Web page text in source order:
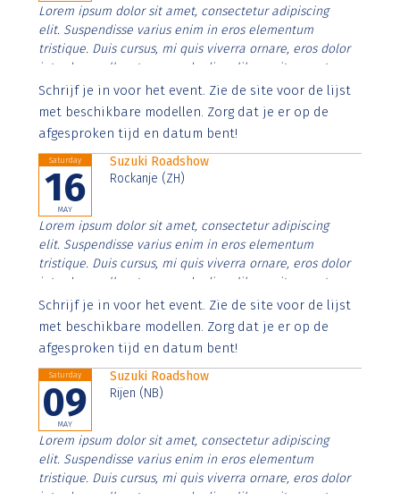
Lorem ipsum dolor sit amet, consectetur adipiscing
elit. Suspendisse varius enim in eros elementum
tristique. Duis cursus, mi quis viverra ornare, eros dolor
interdum nulla, ut commodo diam libero vitae erat.
Aenean faucibus nibh et justo cursus id rutrum lorem
imperdiet. Nunc ut sem vitae risus tristique posuere.
Schrijf je in voor het event. Zie de site voor de lijst
met beschikbare modellen. Zorg dat je er op de
afgesproken tijd en datum bent!
Saturday
16
MAY
Suzuki Roadshow
Rockanje (ZH)
Lorem ipsum dolor sit amet, consectetur adipiscing
elit. Suspendisse varius enim in eros elementum
tristique. Duis cursus, mi quis viverra ornare, eros dolor
interdum nulla, ut commodo diam libero vitae erat.
Aenean faucibus nibh et justo cursus id rutrum lorem
imperdiet. Nunc ut sem vitae risus tristique posuere.
Schrijf je in voor het event. Zie de site voor de lijst
met beschikbare modellen. Zorg dat je er op de
afgesproken tijd en datum bent!
Saturday
09
MAY
Suzuki Roadshow
Rijen (NB)
Lorem ipsum dolor sit amet, consectetur adipiscing
elit. Suspendisse varius enim in eros elementum
tristique. Duis cursus, mi quis viverra ornare, eros dolor
interdum nulla, ut commodo diam libero vitae erat.